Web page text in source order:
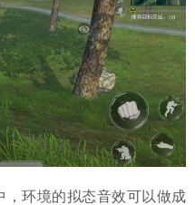
，环境的拟态音效可以做成